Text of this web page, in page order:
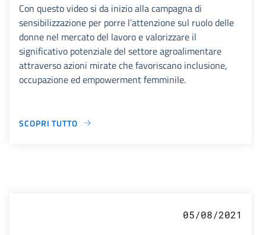
Con questo video si da inizio alla campagna di
sensibilizzazione per porre l’attenzione sul ruolo delle
donne nel mercato del lavoro e valorizzare il
significativo potenziale del settore agroalimentare
attraverso azioni mirate che favoriscano inclusione,
occupazione ed empowerment femminile.
SCOPRI TUTTO
05/08/2021